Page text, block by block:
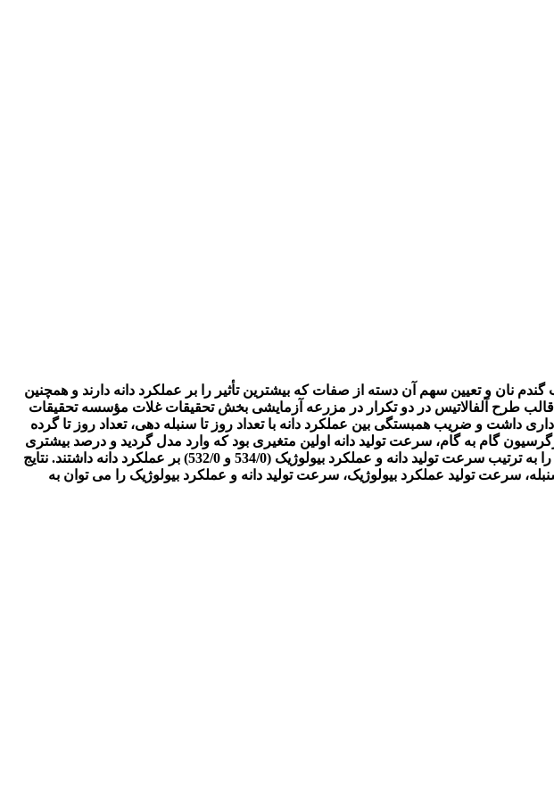
نان و تعیین سهم آن دسته از صفات که بیشترین تأثیر را بر عملکرد دانه دارند و همچنین
آن، آزمایشی با 335 لاین اینبرد نوترکیب گندم نان در قالب طرح آلفالاتیس در دو تکرار در مزرعه آزمایشی بخش تحقیقات غلات مؤسسه تحقیقات
مثبت و معنی داری داشت و ضریب همبستگی بین عملکرد دانه با تعداد روز تا سنبله دهی، تعداد روز تا گرده
گام به گام، سرعت تولید دانه اولین متغیری بود که وارد مدل گردید و درصد بیشتری
از تغییرات عملکرد دانه را توجیه نمود. تجزیه علیت عملکرد دانه و اجزای آن نشان داد که بیشترین اثرات مستقیم را به ترتیب سرعت تولید دانه و عملکرد بیولوژیک (534/0 و 532/0) بر عملکرد دانه داشتند. نتایج
سرعت تولید عملکرد بیولوژیک، سرعت تولید دانه و عملکرد بیولوژیک را می توان به